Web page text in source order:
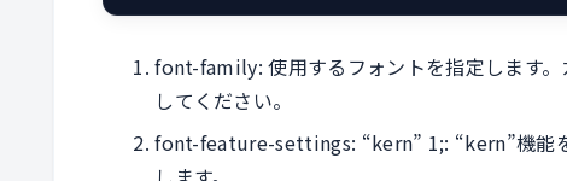
font-family: 使用するフォントを指定します
してください。
font-feature-settings: “kern” 1;: “kern”機能